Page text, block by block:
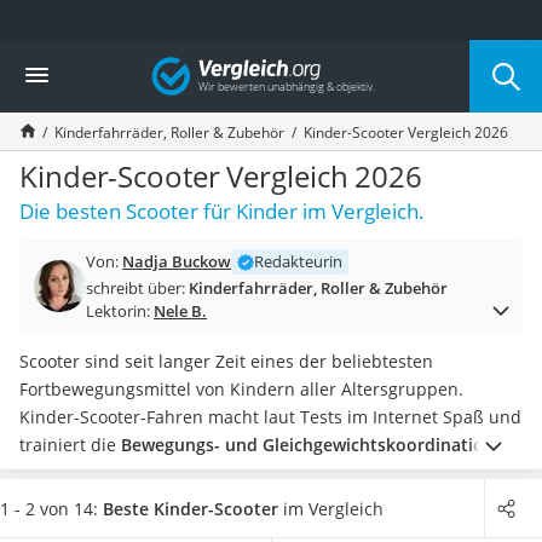
Die beliebtesten Vergleiche nach Kategorie
Kind & Baby
Babyphone mit 2 Kameras
Walkie-Talkie Kinder
Kindermatratzen
Babywippe
Rollschuhe für Kinder
Laufrad
Kinderschubkarre
Kinderuhr
Babyphone
Treppenschutzgitter
Kindersitz ab 4 Jahren
Kinderroller 3 Räder
Ferngesteuertes Auto
Vergleich
Kinderfahrräder, Roller & Zubehör Kinder-Scooter Vergleich 2026
Kinder-Scooter Vergleich 2026
Die besten Scooter für Kinder im Vergleich.
Von: Nadja Buckow
Redakteurin
schreibt über: Kinderfahrräder, Roller & Zubehör
Lektorin: Nele B.
Scooter sind seit langer Zeit eines der beliebtesten
Fortbewegungsmittel von Kindern aller Altersgruppen.
Kinder-Scooter-Fahren macht laut Tests im Internet Spaß und
trainiert die Bewegungs- und Gleichgewichtskoordination
von Kindern. Wenn Sie wollen, dass Ihr Kind möglichst lange
etwas von seinem Scooter hat, dann eignen sich
1 - 2 von 14: Beste Kinder-Scooter im Vergleich